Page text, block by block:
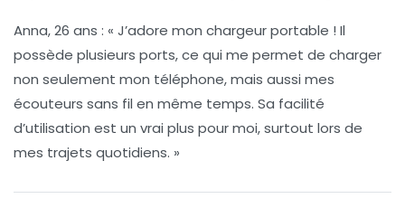
Anna, 26 ans : « J’adore mon chargeur portable ! Il
possède plusieurs ports, ce qui me permet de charger
non seulement mon téléphone, mais aussi mes
écouteurs sans fil en même temps. Sa facilité
d’utilisation est un vrai plus pour moi, surtout lors de
mes trajets quotidiens. »